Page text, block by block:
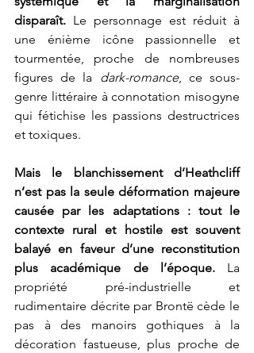
disparaît. Le personnage est réduit à
une énième icône passionnelle et
tourmentée, proche de nombreuses
figures de la dark-romance, ce sous-
genre littéraire à connotation misogyne
qui fétichise les passions destructrices
et toxiques.
Mais le blanchissement d’Heathcliff
n’est pas la seule déformation majeure
causée par les adaptations : tout le
contexte rural et hostile est souvent
balayé en faveur d’une reconstitution
plus académique de l’époque. La
propriété pré-industrielle et
rudimentaire décrite par Brontë cède le
pas à des manoirs gothiques à la
décoration fastueuse, plus proche de